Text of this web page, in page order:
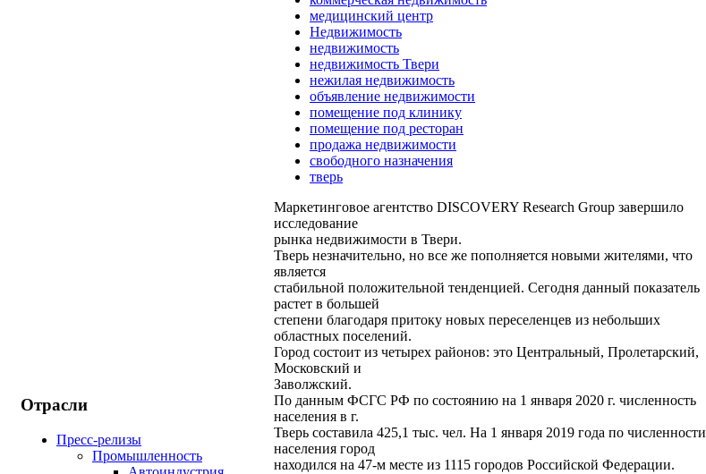
Отрасли
Пресс-релизы
Промышленность
медицинский центр
Недвижимость
недвижимость
недвижимость Твери
нежилая недвижимость
объявление недвижимости
помещение под клинику
помещение под ресторан
продажа недвижимости
свободного назначения
тверь
Маркетинговое агентство DISCOVERY Research Group завершило
исследование
рынка недвижимости в Твери.
Тверь незначительно, но все же пополняется новыми жителями, что
является
стабильной положительной тенденцией. Сегодня данный показатель
растет в большей
степени благодаря притоку новых переселенцев из небольших
областных поселений.
Город состоит из четырех районов: это Центральный, Пролетарский,
Московский и
Заволжский.
По данным ФСГС РФ по состоянию на 1 января 2020 г. численность
населения в г.
Тверь составила 425,1 тыс. чел. На 1 января 2019 года по численности
населения город
находился на 47-м месте из 1115 городов Российской Федерации.